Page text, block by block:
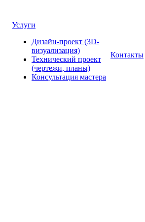
Услуги
Дизайн-проект (3D-
визуализация)
Технический проект
(чертежи, планы)
Консультация мастера
Контакты